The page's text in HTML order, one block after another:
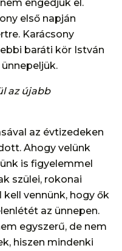
engedjük el.
első napján
Karácsony
baráti kör István
az újabb
az évtizedeken
Ahogy velünk
is figyelemmel
szülei, rokonai
vennünk, hogy ők
az ünnepen.
egyszerű, de nem
hiszen mindenki